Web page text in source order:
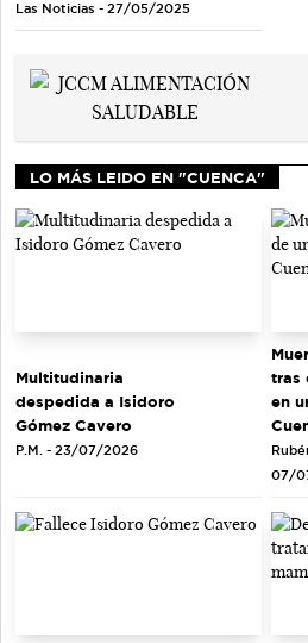
Las Noticias - 27/05/2025
LO MÁS LEIDO EN "CUENCA"
Multitudinaria
despedida a Isidoro
Gómez Cavero
P.M. - 23/07/2026
tras
en
07/